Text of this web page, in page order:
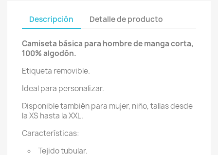
Descripción Detalle de producto
Camiseta básica para hombre de manga corta,
100% algodón.
Etiqueta removible.
Ideal para personalizar.
Disponible también para mujer, niño, tallas desde
la XS hasta la XXL.
Características:
Tejido tubular.